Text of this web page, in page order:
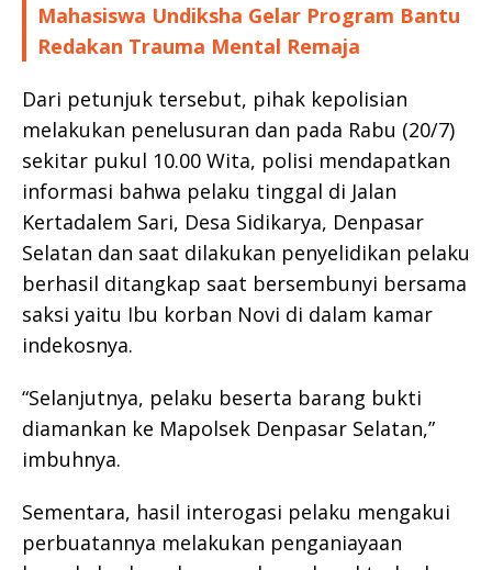
Mahasiswa Undiksha Gelar Program Bantu
Redakan Trauma Mental Remaja
Dari petunjuk tersebut, pihak kepolisian
melakukan penelusuran dan pada Rabu (20/7)
sekitar pukul 10.00 Wita, polisi mendapatkan
informasi bahwa pelaku tinggal di Jalan
Kertadalem Sari, Desa Sidikarya, Denpasar
Selatan dan saat dilakukan penyelidikan pelaku
berhasil ditangkap saat bersembunyi bersama
saksi yaitu Ibu korban Novi di dalam kamar
indekosnya.
“Selanjutnya, pelaku beserta barang bukti
diamankan ke Mapolsek Denpasar Selatan,”
imbuhnya.
Sementara, hasil interogasi pelaku mengakui
perbuatannya melakukan penganiayaan